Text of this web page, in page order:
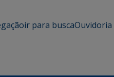
ir para buscaOuvidoria